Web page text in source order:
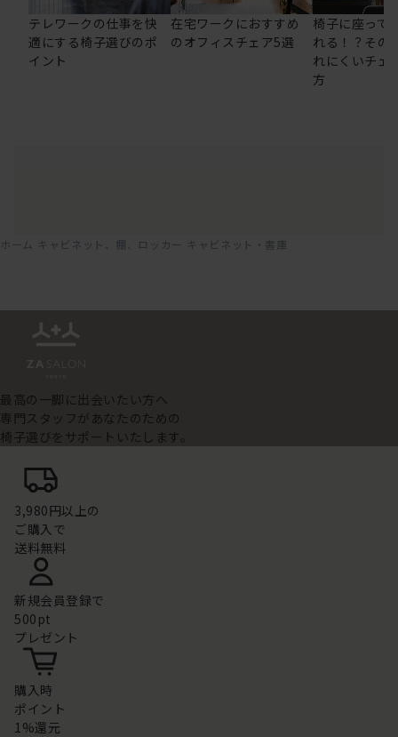
テレワークの仕事を快
適にする椅子選びのポ
イント
在宅ワークにおすすめ
のオフィスチェア5選
椅子に座って
れる！？その
れにくいチェ
方
ホーム キャビネット、棚、ロッカー キャビネット・書庫
最高の一脚に出会いたい方へ
専門スタッフがあなたのための
椅子選びをサポートいたします。
3,980円以上の
ご購入で
送料無料
新規会員登録で
500pt
プレゼント
購入時
ポイント
1%還元